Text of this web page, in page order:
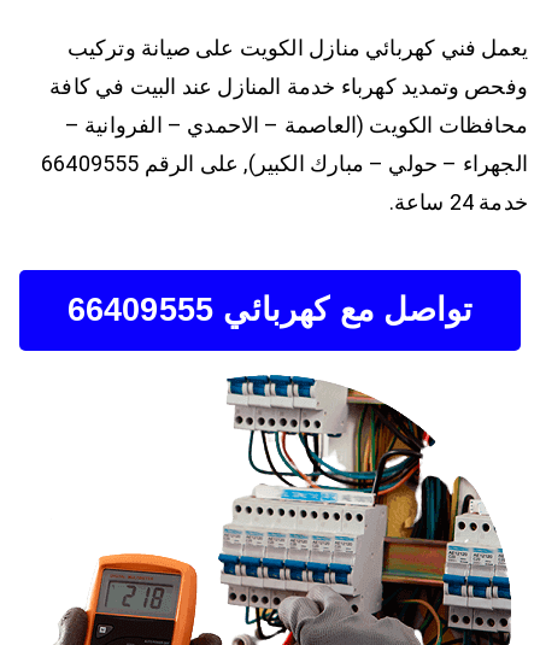
يعمل فني كهربائي منازل الكويت على صيانة وتركيب
وفحص وتمديد كهرباء خدمة المنازل عند البيت في كافة
محافظات الكويت (العاصمة – الاحمدي – الفروانية –
الجهراء – حولي – مبارك الكبير), على الرقم 66409555
خدمة 24 ساعة.
تواصل مع كهربائي 66409555